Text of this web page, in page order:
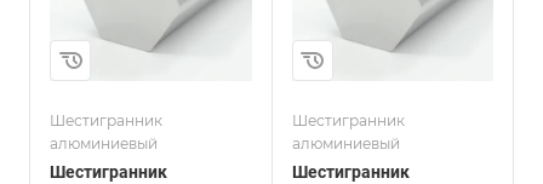
Шестигранник
алюминиевый
Шестигранник
Технология
изготовления
41
Шестигранник
алюминиевый
Шестигранник
Технология
изготовления
8